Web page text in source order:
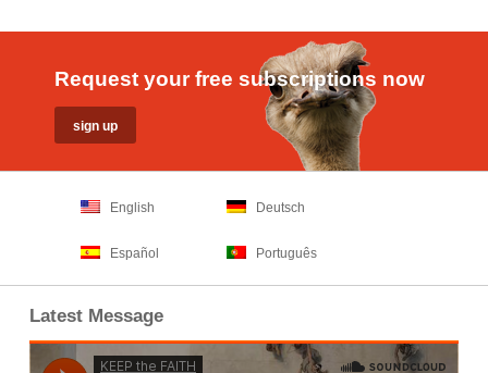
Request your free subscriptions now
English Deutsch
Español Português
Latest Message